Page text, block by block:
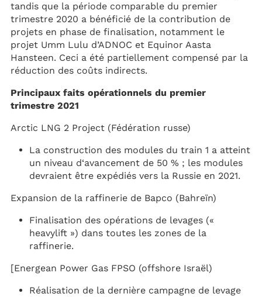
tandis que la période comparable du premier
trimestre 2020 a bénéficié de la contribution de
projets en phase de finalisation, notamment le
projet Umm Lulu d’ADNOC et Equinor Aasta
Hansteen. Ceci a été partiellement compensé par la
réduction des coûts indirects.
Principaux faits opérationnels du premier
trimestre 2021
Arctic LNG 2 Project (Fédération russe)
La construction des modules du train 1 a atteint
un niveau d‘avancement de 50 % ; les modules
devraient être expédiés vers la Russie en 2021.
Expansion de la raffinerie de Bapco (Bahreïn)
Finalisation des opérations de levages («
heavylift ») dans toutes les zones de la
raffinerie. ​
[Energean Power Gas FPSO (offshore Israël)
Réalisation de la dernière campagne de levage